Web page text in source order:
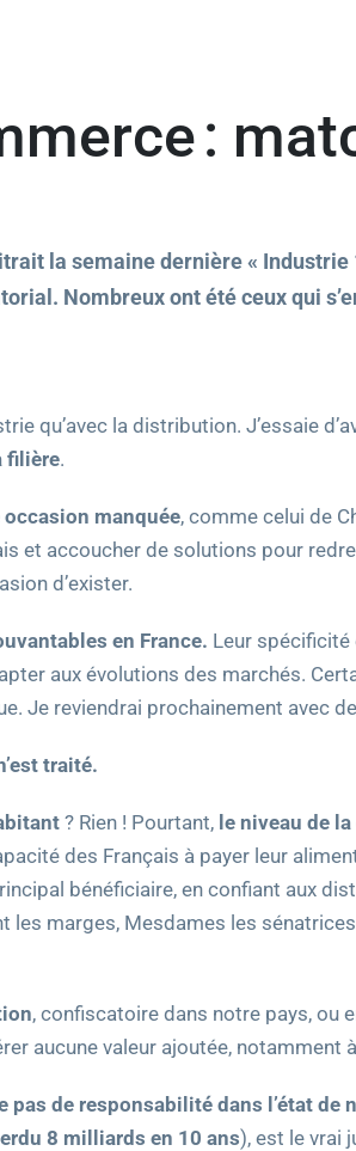
:
la semaine dernière «
Nombreux ont été ceux qui
qu’avec la distribution. J’essaie
filière.
manquée, comme celui de
et accoucher de solutions pour
d’exister.
en France. Leur spécificité
aux évolutions des marchés.
Je reviendrai prochainement avec
traité.
? Rien ! Pourtant, le niveau de
des Français à payer leur
bénéficiaire, en confiant aux
les marges, Mesdames les
, confiscatoire dans notre pays, ou
aucune valeur ajoutée, notamment à
pas de responsabilité dans l’état de
8 milliards en 10 ans), est le vrai